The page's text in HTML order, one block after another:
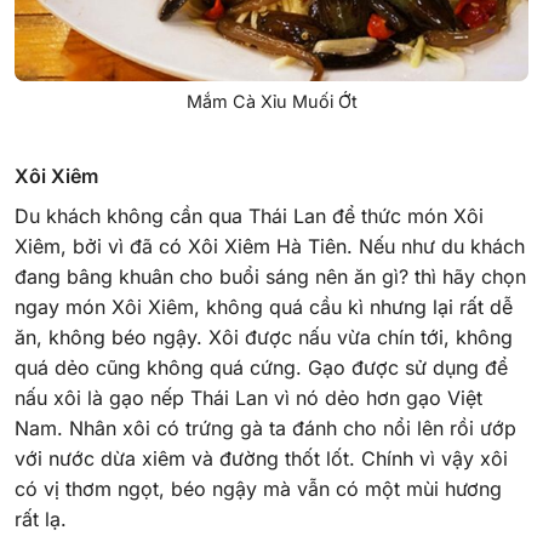
Mắm Cà Xỉu Muối Ớt
Xôi Xiêm
Du khách không cần qua Thái Lan để thức món Xôi
Xiêm, bởi vì đã có Xôi Xiêm Hà Tiên. Nếu như du khách
đang bâng khuân cho buổi sáng nên ăn gì? thì hãy chọn
ngay món Xôi Xiêm, không quá cầu kì nhưng lại rất dễ
ăn, không béo ngậy. Xôi được nấu vừa chín tới, không
quá dẻo cũng không quá cứng. Gạo được sử dụng để
nấu xôi là gạo nếp Thái Lan vì nó dẻo hơn gạo Việt
Nam. Nhân xôi có trứng gà ta đánh cho nổi lên rồi ướp
với nước dừa xiêm và đường thốt lốt. Chính vì vậy xôi
có vị thơm ngọt, béo ngậy mà vẫn có một mùi hương
rất lạ.